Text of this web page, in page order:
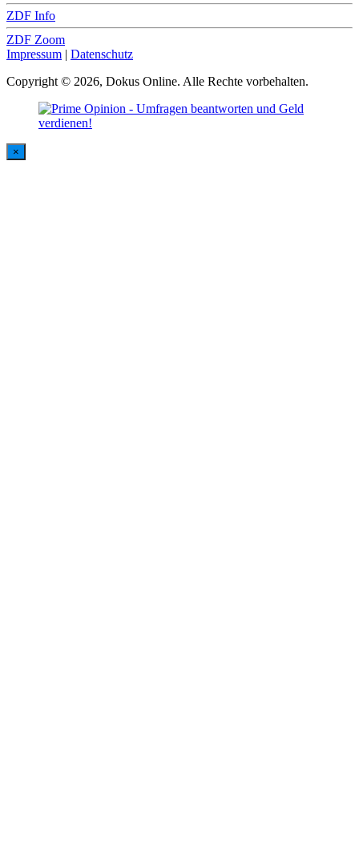
ZDF Info
ZDF Zoom
Impressum | Datenschutz
Copyright © 2026, Dokus Online. Alle Rechte vorbehalten.
×